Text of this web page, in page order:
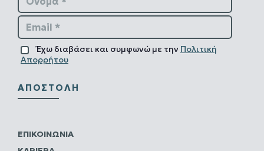
Email *
Έχω διαβάσει και συμφωνώ με την Πολιτική
Απορρήτου
ΑΠΟΣΤΟΛΉ
ΕΠΙΚΟΙΝΩΝΊΑ